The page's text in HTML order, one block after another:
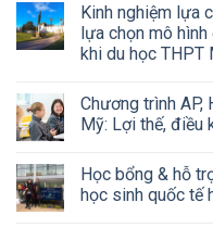
Kinh nghiệm lựa
lựa chọn mô
khi du học THPT
Chương trình AP,
Mỹ: Lợi thế, điều
Học bổng & hỗ
học sinh quốc tế